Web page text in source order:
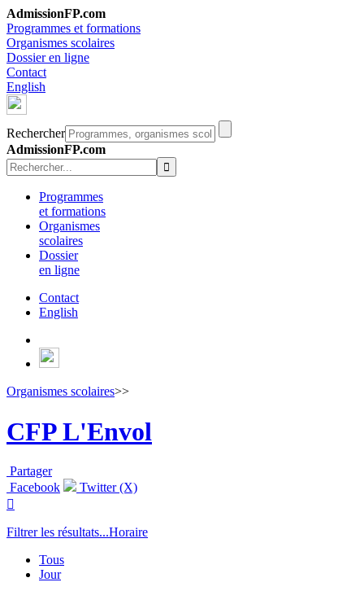
AdmissionFP.com
Programmes et formations
Organismes scolaires
Dossier en ligne
Contact
English
Rechercher
AdmissionFP.com
Programmes
et formations
Organismes
scolaires
Dossier
en ligne
Contact
English
Organismes scolaires>>
CFP L'Envol
Partager
Facebook
Twitter (X)

Filtrer les résultats...Horaire
Tous
Jour